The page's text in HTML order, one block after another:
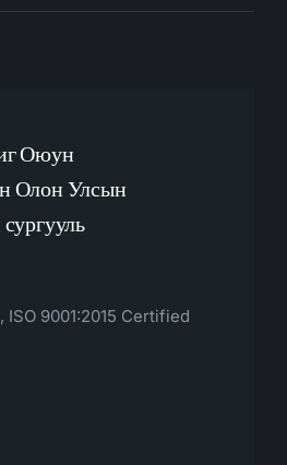
Оюун
Олон Улсын
ISO 9001:2015 Certified